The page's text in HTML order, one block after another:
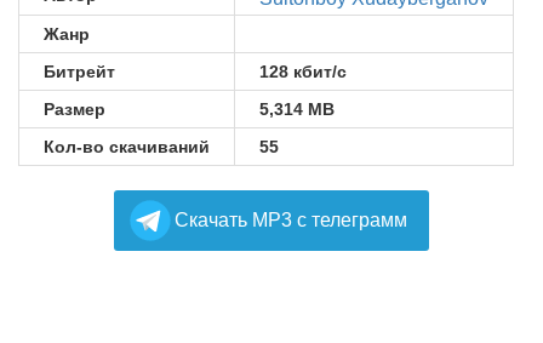
Жанр
Битрейт
128 кбит/с
Размер
5,314 MB
Кол-во скачиваний
55
Cкачать MP3 с телеграмм